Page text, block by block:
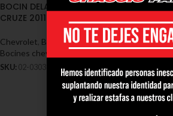
BOCIN DELANTERO CHEVROLET
CRUZE 2011/2016 (02-0303)
Chevrolet Bocines - Chevrolet,
Bocines chevrolet cruze
SKU: 02-0303
BOCIN
Bocines
02-